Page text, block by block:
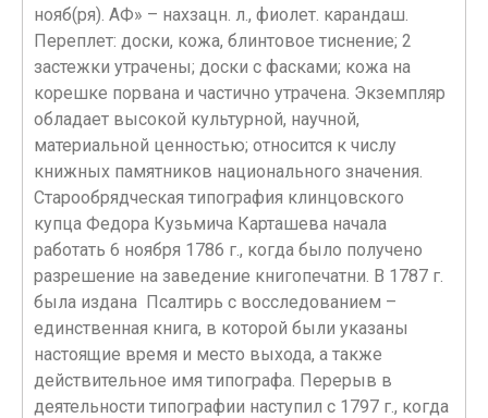
нояб(ря). АФ» – нахзацн. л., фиолет. карандаш.
Переплет: доски, кожа, блинтовое тиснение; 2
застежки утрачены; доски с фасками; кожа на
корешке порвана и частично утрачена. Экземпляр
обладает высокой культурной, научной,
материальной ценностью; относится к числу
книжных памятников национального значения.
Старообрядческая типография клинцовского
купца Федора Кузьмича Карташева начала
работать 6 ноября 1786 г., когда было получено
разрешение на заведение книгопечатни. В 1787 г.
была издана Псалтирь с восследованием –
единственная книга, в которой были указаны
настоящие время и место выхода, а также
действительное имя типографа. Перерыв в
деятельности типографии наступил с 1797 г., когда